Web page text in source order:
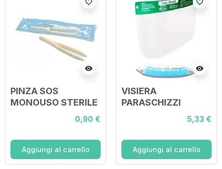
visibility
favorite_border
PINZA SOS
MONOUSO STERILE
0,90 €
Aggiungi al carrello
visibility
favorite_border
VISIERA
PARASCHIZZI
5,33 €
Aggiungi al carrello